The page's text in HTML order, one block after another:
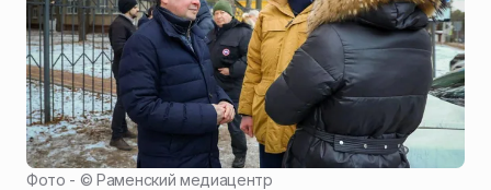
Фото - ©Раменский медиацентр